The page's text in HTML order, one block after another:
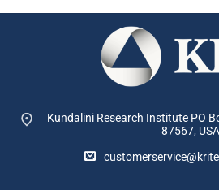
Kundalini Research Institute PO
87567,